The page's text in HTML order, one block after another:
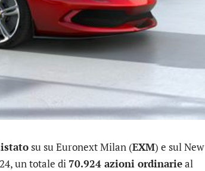
su su Euronext Milan (EXM) e sul New
un totale di 70.924 azioni ordinarieal